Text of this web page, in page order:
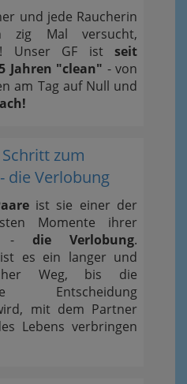
und jede Raucherin
zig Mal versucht,
Unser GF ist seit
Jahren "clean" - von
am Tag auf Null und
zum
die Verlobung
ist sie einer der
Momente ihrer
- die Verlobung.
es ein langer und
Weg, bis die
Entscheidung
mit dem Partner
Lebens verbringen